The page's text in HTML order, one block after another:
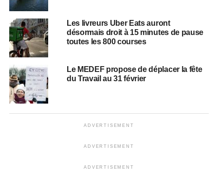
Les livreurs Uber Eats auront
désormais droit à 15 minutes de pause
toutes les 800 courses
Le MEDEF propose de déplacer la fête
du Travail au 31 février
ADVERTISEMENT
ADVERTISEMENT
ADVERTISEMENT